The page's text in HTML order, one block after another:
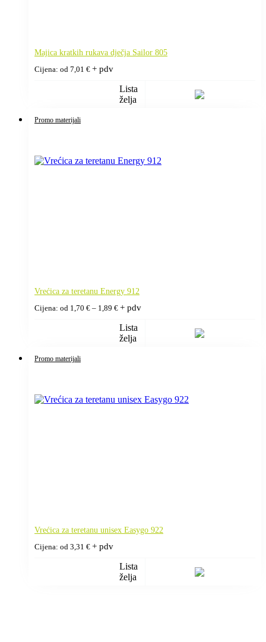
Majica kratkih rukava dječja Sailor 805
Cijena: od 7,01 € + pdv
Lista
želja
Promo materijali
Vrećica za teretanu Energy 912
Cijena: od 1,70 € – 1,89 €Raspon
od
1,70 €
do
+ pdv
Lista
želja
Promo materijali
Vrećica za teretanu unisex Easygo 922
Cijena: od 3,31 € + pdv
Lista
želja